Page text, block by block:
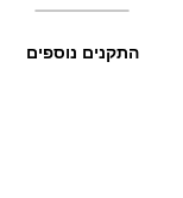
התקנים נוספים